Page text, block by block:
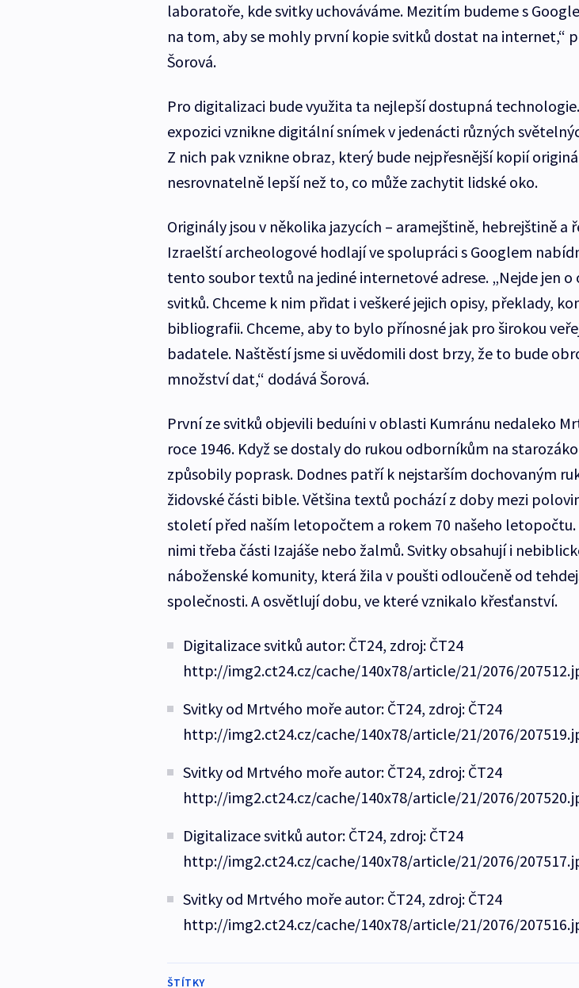
laboratoře, kde svitky uchováváme. Mezitím budeme s
na tom, aby se mohly první kopie svitků dostat na internet,“
Šorová.
Pro digitalizaci bude využita ta nejlepší dostupná
expozici vznikne digitální snímek v jedenácti různých
Z nich pak vznikne obraz, který bude nejpřesnější kopií
nesrovnatelně lepší než to, co může zachytit lidské oko.
Originály jsou v několika jazycích – aramejštině, hebrejštině a
Izraelští archeologové hodlají ve spolupráci s Googlem
tento soubor textů na jediné internetové adrese. „Nejde jen o
svitků. Chceme k nim přidat i veškeré jejich opisy, překlady,
bibliografii. Chceme, aby to bylo přínosné jak pro širokou
badatele. Naštěstí jsme si uvědomili dost brzy, že to bude
množství dat,“ dodává Šorová.
První ze svitků objevili beduíni v oblasti Kumránu nedaleko
roce 1946. Když se dostaly do rukou odborníkům na
způsobily poprask. Dodnes patří k nejstarším dochovaným
židovské části bible. Většina textů pochází z doby mezi
století před naším letopočtem a rokem 70 našeho letopočtu.
nimi třeba části Izajáše nebo žalmů. Svitky obsahují i
náboženské komunity, která žila v poušti odloučeně od
společnosti. A osvětlují dobu, ve které vznikalo křesťanství.
Digitalizace svitků autor: ČT24, zdroj: ČT24
http://img2.ct24.cz/cache/140x78/article/21/2076/
Svitky od Mrtvého moře autor: ČT24, zdroj: ČT24
http://img2.ct24.cz/cache/140x78/article/21/2076/
Svitky od Mrtvého moře autor: ČT24, zdroj: ČT24
http://img2.ct24.cz/cache/140x78/article/21/2076/
Digitalizace svitků autor: ČT24, zdroj: ČT24
http://img2.ct24.cz/cache/140x78/article/21/2076/
Svitky od Mrtvého moře autor: ČT24, zdroj: ČT24
http://img2.ct24.cz/cache/140x78/article/21/2076/
ŠTÍTKY